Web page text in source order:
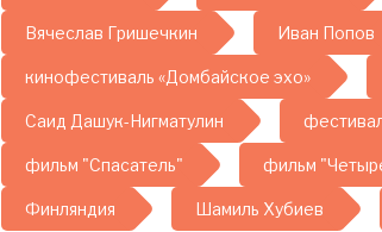
Вячеслав Гришечкин Иван Попов
кинофестиваль «Домбайское эхо»
Саид Дашук-Нигматулин
фильм "Спасатель" фильм
Финляндия Шамиль Хубиев